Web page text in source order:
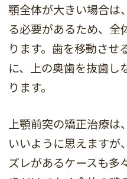
顎全体が大きい場合は
る必要があるため、全
ります。歯を移動させ
に、上の奥歯を抜歯し
ります。
上顎前突の矯正治療は
いいように思えますが
ズレがあるケースも多